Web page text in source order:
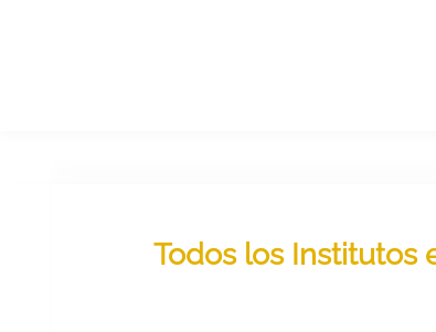
Todos los Institutos